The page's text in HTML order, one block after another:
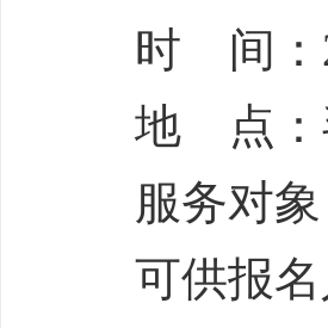
时 间：
地 点：
服务对
可供报